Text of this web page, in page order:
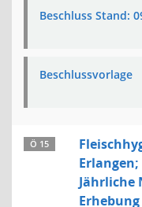
Beschluss Stand:
Beschlussvorlage
Ö 15
Erlangen;
Jährliche